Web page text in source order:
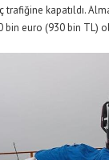
kapatıldı.
bin euro (930 bin TL)